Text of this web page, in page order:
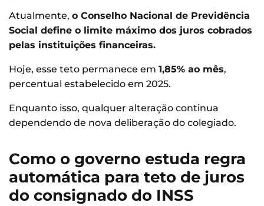
Atualmente, o Conselho Nacional de Previdência
Social define o limite máximo dos juros cobrados
pelas instituições financeiras.
Hoje, esse teto permanece em 1,85% ao mês,
percentual estabelecido em 2025.
Enquanto isso, qualquer alteração continua
dependendo de nova deliberação do colegiado.
Como o governo estuda regra
automática para teto de juros
do consignado do INSS